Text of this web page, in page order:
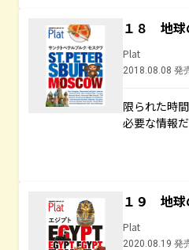
１８ 地球
Plat
2018.08.08 発
限られた時
必要な情報
１９ 地
Plat
2020.08.19 発